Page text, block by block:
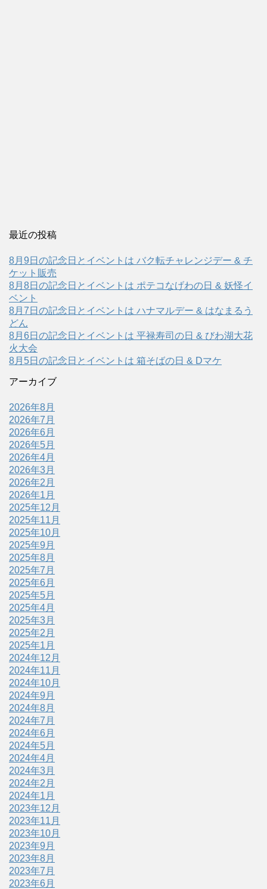
最近の投稿
8月9日の記念日とイベントは バク転チャレンジデー & チ
ケット販売
8月8日の記念日とイベントは ポテコなげわの日 & 妖怪イ
ベント
8月7日の記念日とイベントは ハナマルデー & はなまるう
どん
8月6日の記念日とイベントは 平禄寿司の日 & びわ湖大花
火大会
8月5日の記念日とイベントは 箱そばの日 & Dマケ
アーカイブ
2026年8月
2026年7月
2026年6月
2026年5月
2026年4月
2026年3月
2026年2月
2026年1月
2025年12月
2025年11月
2025年10月
2025年9月
2025年8月
2025年7月
2025年6月
2025年5月
2025年4月
2025年3月
2025年2月
2025年1月
2024年12月
2024年11月
2024年10月
2024年9月
2024年8月
2024年7月
2024年6月
2024年5月
2024年4月
2024年3月
2024年2月
2024年1月
2023年12月
2023年11月
2023年10月
2023年9月
2023年8月
2023年7月
2023年6月